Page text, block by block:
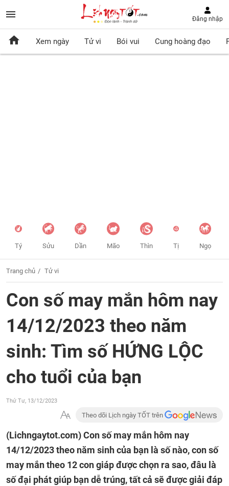
Đăng nhập
Xem ngày Tử vi Bói vui Cung hoàng đạo
Tý Sửu Dần Mão Thìn Tị Ngọ
Trang chủ Tử vi
Con số may mắn hôm nay
14/12/2023 theo năm
sinh: Tìm số HỨNG LỘC
cho tuổi của bạn
Thứ Tư, 13/12/2023
Theo dõi Lịch ngày TỐT trên
(Lichngaytot.com)Con số may mắn hôm nay
14/12/2023 theo năm sinh của bạn là số nào, con số
may mắn theo 12 con giáp được chọn ra sao, đâu là
số đại phát giúp bạn dễ trúng, tất cả sẽ được giải đáp